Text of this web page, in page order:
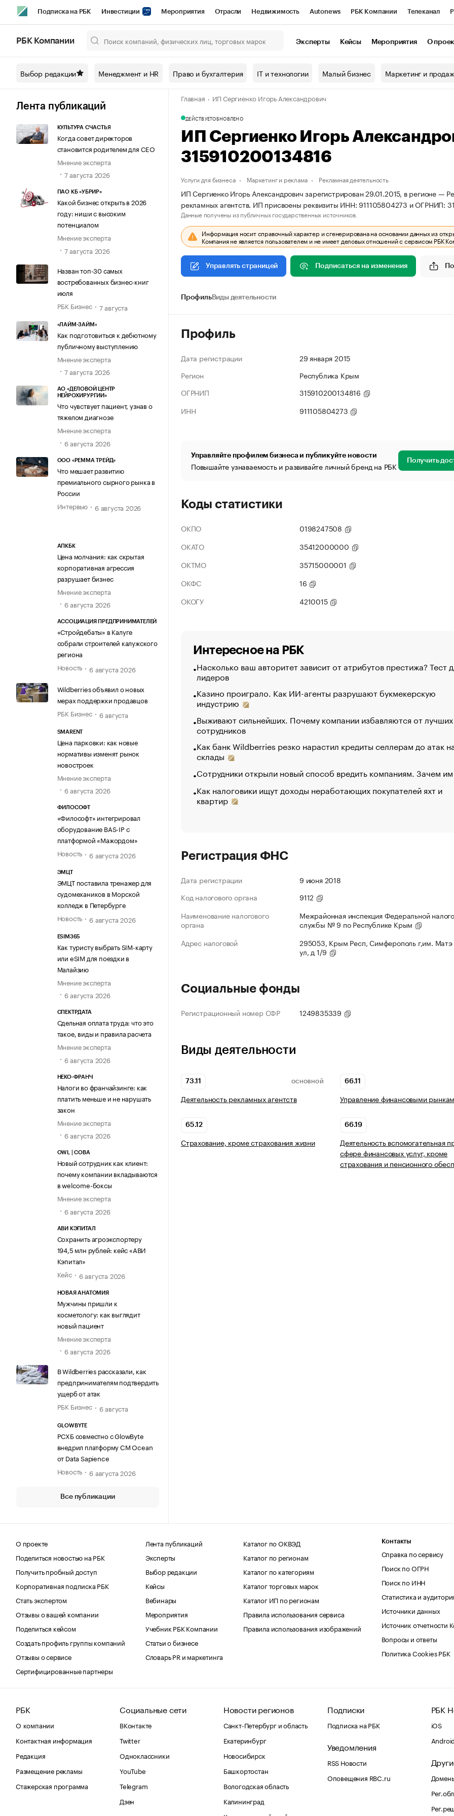
Подписка на РБК Инвестиции Мероприятия Отрасли Недвижимость Autonews РБК Компании Телеканал
Спецпроекты СПб Конференции СПб Спецпроекты Проверка контрагентов
Технологии и медиа Рынок наличной валюты
РБК Компании Эксперты Кейсы Мероприятия О
Выбор редакции Менеджмент и HR Право и бухгалтерия IT и технологии Малый бизнес Маркетинг и
Лента публикаций
КУЛЬТУРА СЧАСТЬЯ
Когда совет директоров
становится родителем для CEO
Мнение эксперта
7 августа 2026
ПАО КБ «УБРИР»
Какой бизнес открыть в 2026
году: ниши с высоким
потенциалом
Мнение эксперта
7 августа 2026
Назван топ-30 самых
востребованных бизнес-книг
июля
РБК Бизнес
7 августа
«ЛАЙМ-ЗАЙМ»
Как подготовиться к дебютному
публичному выступлению
Мнение эксперта
7 августа 2026
АО «ДЕЛОВОЙ ЦЕНТР
НЕЙРОХИРУРГИИ»
Что чувствует пациент, узнав о
тяжелом диагнозе
Мнение эксперта
6 августа 2026
ООО «РЕММА ТРЕЙД»
Что мешает развитию
премиального сырного рынка в
России
Интервью
6 августа 2026
АПКБК
Цена молчания: как скрытая
корпоративная агрессия
разрушает бизнес
Мнение эксперта
6 августа 2026
АССОЦИАЦИЯ ПРЕДПРИНИМАТЕЛЕЙ
«Стройдебаты» в Калуге
собрали строителей калужского
региона
Новость
6 августа 2026
Wildberries объявил о новых
мерах поддержки продавцов
РБК Бизнес
6 августа
SMARENT
Цена парковки: как новые
нормативы изменят рынок
новостроек
Мнение эксперта
6 августа 2026
ФИЛОСОФТ
«Философт» интегрировал
оборудование BAS-IP с
платформой «Мажордом»
Новость
6 августа 2026
ЭМЦТ
ЭМЦТ поставила тренажер для
судомехаников в Морской
колледж в Петербурге
Новость
6 августа 2026
ESIM365
Как туристу выбрать SIM-карту
или eSIM для поездки в
Малайзию
Мнение эксперта
6 августа 2026
СПЕКТРДАТА
Сдельная оплата труда: что это
такое, виды и правила расчета
Мнение эксперта
6 августа 2026
НЕКО-ФРАНЧ
Налоги во франчайзинге: как
платить меньше и не нарушать
закон
Мнение эксперта
6 августа 2026
OWL | СОВА
Новый сотрудник как клиент:
почему компании вкладываются
в welcome-боксы
Мнение эксперта
6 августа 2026
АВИ КЭПИТАЛ
Сохранить агроэкспортеру
194,5 млн рублей: кейс «АВИ
Кэпитал»
Кейс
6 августа 2026
НОВАЯ АНАТОМИЯ
Мужчины пришли к
косметологу: как выглядит
новый пациент
Мнение эксперта
6 августа 2026
В Wildberries рассказали, как
предпринимателям подтвердить
ущерб от атак
РБК Бизнес
6 августа
GLOWBYTE
РСХБ совместно с GlowByte
внедрил платформу CM Ocean
от Data Sapience
Новость
6 августа 2026
Все публикации
Главная ИП Сергиенко Игорь Александрович
ДЕЙСТВУЕТОБНОВЛЕНО
ИП Сергиенко Игорь
315910200134816
Услуги для бизнеса Маркетинг и реклама Рекламная деятельность
ИП Сергиенко Игорь Александрович зарегистрирован 29.01.2015, в регионе —
рекламных агентств. ИП присвоены реквизиты ИНН: 911105804273 и ОГРНИП:
Данные получены из публичных государственных источников.
Информация носит справочный характер и сгенерирована на основании данных из
Компания не является пользователем и не имеет деловых отношений с сервисом РБК
Управлять страницей Подписаться на изменения
ПрофильВиды деятельности
Профиль
Дата регистрации
29 января 2015
Регион
Республика Крым
ОГРНИП
315910200134816
ИНН
911105804273
Управляйте профилем бизнеса и публикуйте новости
Повышайте узнаваемость и развивайте личный бренд на РБК Получить
Коды статистики
ОКПО
0198247508
ОКАТО
35412000000
ОКТМО
35715000001
ОКФС
16
ОКОГУ
4210015
Интересное на РБК
Насколько ваш авторитет зависит от атрибутов престижа? Тест
лидеров
Казино проиграло. Как ИИ-агенты разрушают букмекерскую
индустрию
Выживают сильнейших. Почему компании избавляются от лучших
сотрудников
Как банк Wildberries резко нарастил кредиты селлерам до атак
склады
Сотрудники открыли новый способ вредить компаниям. Зачем
Как налоговики ищут доходы неработающих покупателей яхт и
квартир
Регистрация ФНС
Дата регистрации
9 июня 2018
Код налогового органа
9112
Наименование налогового
органа
Межрайонная инспекция Федеральной
службы № 9 по Республике Крым
Адрес налоговой
295053, Крым Респ, Симферополь г,им. Матэ
ул, д 1/9
Социальные фонды
Регистрационный номер СФР 1249835339
Виды деятельности
73.11 ОСНОВНОЙ
Деятельность рекламных агентств
66.11
Управление финансовыми
65.12
Страхование, кроме страхования жизни
66.19
Деятельность вспомогательная
сфере финансовых услуг, кроме
страхования и пенсионного
О проекте
Поделиться новостью на РБК
Получить пробный доступ
Корпоративная подписка РБК
Стать экспертом
Отзывы о вашей компании
Поделиться кейсом
Создать профиль группы компаний
Отзывы о сервисе
Сертифицированные партнеры
Лента публикаций
Эксперты
Выбор редакции
Кейсы
Вебинары
Мероприятия
Учебник РБК Компании
Статьи о бизнесе
Словарь PR и маркетинга
Каталог по ОКВЭД
Каталог по регионам
Каталог по категориям
Каталог торговых марок
Каталог ИП по регионам
Правила использования сервиса
Правила использования изображений
Контакты
Справка по сервису
Поиск по ОГРН
Поиск по ИНН
Статистика и
Источники данных
Источник отчетности
Вопросы и ответы
Политика Cookies РБК
РБК
О компании
Контактная информация
Редакция
Размещение рекламы
Стажерская программа
Социальные сети
ВКонтакте
Twitter
Одноклассники
YouTube
Telegram
Дзен
Новости регионов
Санкт-Петербург и область
Екатеринбург
Новосибирск
Башкортостан
Вологодская область
Калининград
Подписки
Подписка на РБК
Уведомления
RSS Новости
Оповещения RBC.ru
РБК
iOS